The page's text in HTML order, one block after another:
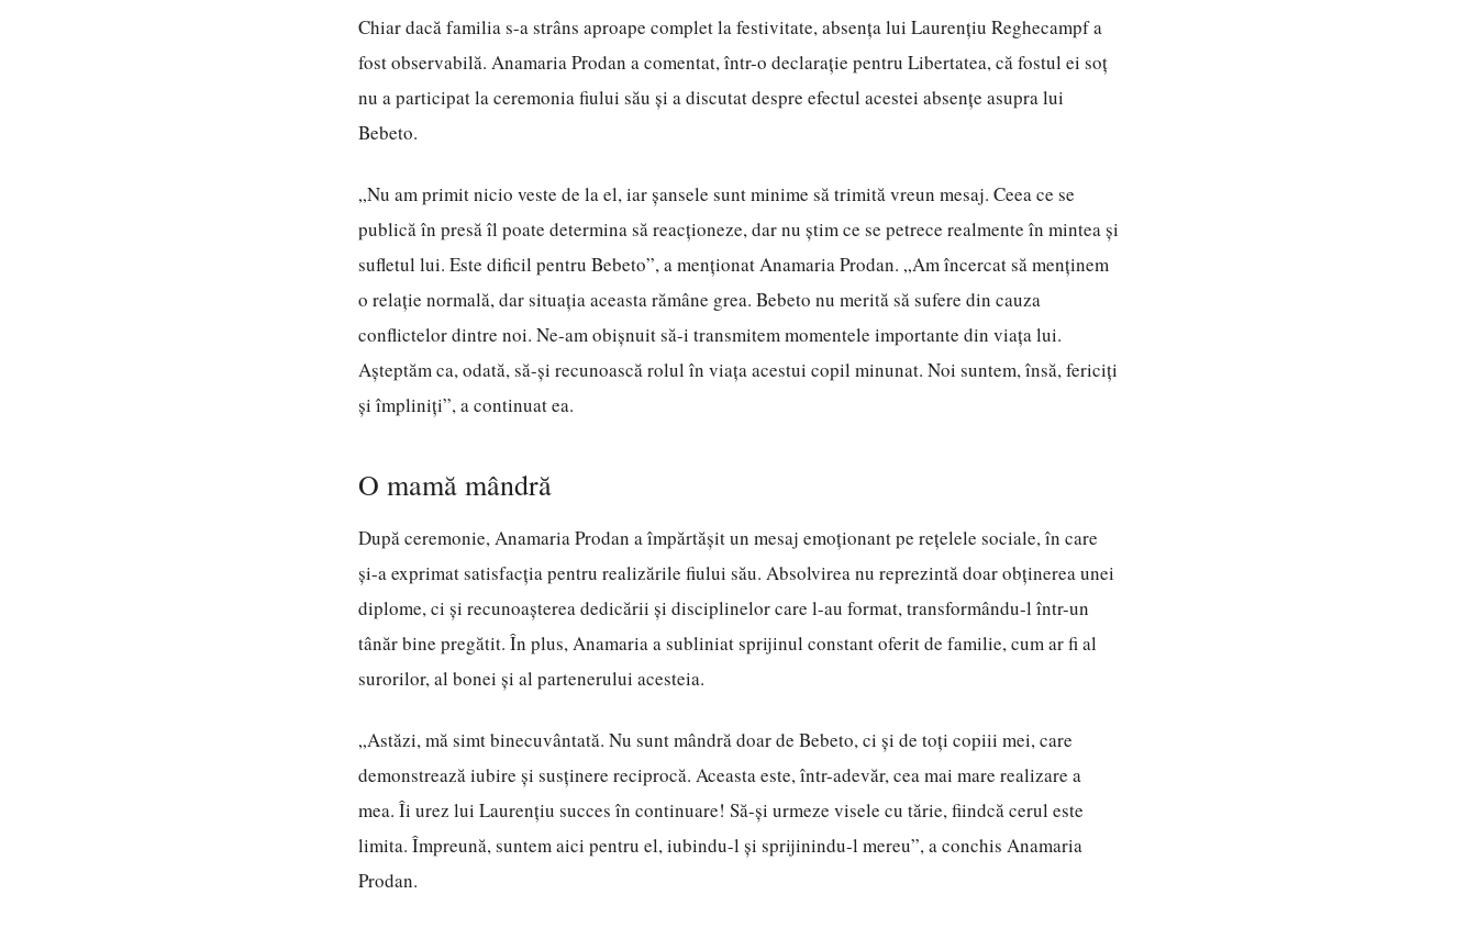
Chiar dacă familia s-a strâns aproape complet la festivitate, absența lui Laurențiu Reghecampf a
fost observabilă. Anamaria Prodan a comentat, într-o declarație pentru Libertatea, că fostul ei soț
nu a participat la ceremonia fiului său și a discutat despre efectul acestei absențe asupra lui
Bebeto.
„Nu am primit nicio veste de la el, iar șansele sunt minime să trimită vreun mesaj. Ceea ce se
publică în presă îl poate determina să reacționeze, dar nu știm ce se petrece realmente în mintea și
sufletul lui. Este dificil pentru Bebeto”, a menționat Anamaria Prodan. „Am încercat să menținem
o relație normală, dar situația aceasta rămâne grea. Bebeto nu merită să sufere din cauza
conflictelor dintre noi. Ne-am obișnuit să-i transmitem momentele importante din viața lui.
Așteptăm ca, odată, să-și recunoască rolul în viața acestui copil minunat. Noi suntem, însă, fericiți
și împliniți”, a continuat ea.
O mamă mândră
După ceremonie, Anamaria Prodan a împărtășit un mesaj emoționant pe rețelele sociale, în care
și-a exprimat satisfacția pentru realizările fiului său. Absolvirea nu reprezintă doar obținerea unei
diplome, ci și recunoașterea dedicării și disciplinelor care l-au format, transformându-l într-un
tânăr bine pregătit. În plus, Anamaria a subliniat sprijinul constant oferit de familie, cum ar fi al
surorilor, al bonei și al partenerului acesteia.
„Astăzi, mă simt binecuvântată. Nu sunt mândră doar de Bebeto, ci și de toți copiii mei, care
demonstrează iubire și susținere reciprocă. Aceasta este, într-adevăr, cea mai mare realizare a
mea. Îi urez lui Laurențiu succes în continuare! Să-și urmeze visele cu tărie, fiindcă cerul este
limita. Împreună, suntem aici pentru el, iubindu-l și sprijinindu-l mereu”, a conchis Anamaria
Prodan.